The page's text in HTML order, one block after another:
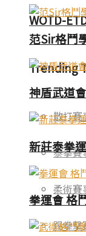
WOTD-
Trending
散打賽
泰拳賽
柔術賽
踢拳擊
范Sir格鬥
神盾武道
新莊泰拳
拳運會 格